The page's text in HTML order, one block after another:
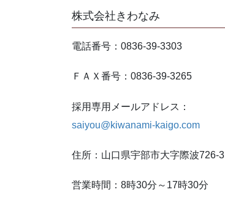
株式会社きわなみ
電話番号：0836-39-3303
ＦＡＸ番号：0836-39-3265
採用専用メールアドレス：
saiyou@kiwanami-kaigo.com
住所：山口県宇部市大字際波726-3
営業時間：8時30分～17時30分